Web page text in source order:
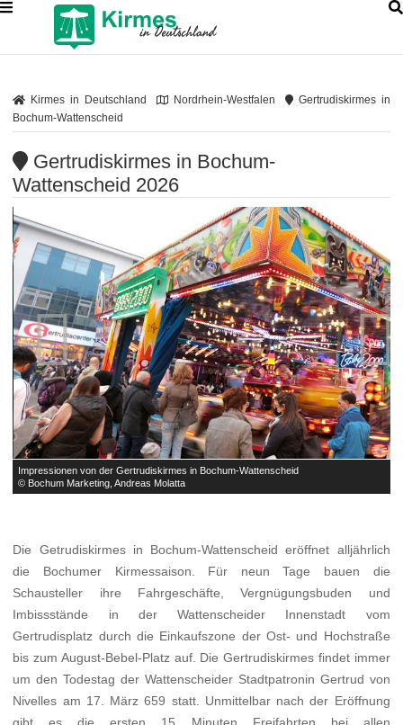
Kirmes in Deutschland Nordrhein-Westfalen
Gertrudiskirmes in
Bochum-Wattenscheid
Gertrudiskirmes in Bochum-
Wattenscheid 2026
Impressionen von der Gertrudiskirmes in Bochum-Wattenscheid
© Bochum Marketing, Andreas Molatta
 
Die Getrudiskirmes in Bochum-Wattenscheid eröffnet alljährlich
die Bochumer Kirmessaison. Für neun Tage bauen die
Schausteller ihre Fahrgeschäfte, Vergnügungsbuden und
Imbissstände in der Wattenscheider Innenstadt vom
Gertrudisplatz durch die Einkaufszone der Ost- und Hochstraße
bis zum August-Bebel-Platz auf. Die Gertrudiskirmes findet immer
um den Todestag der Wattenscheider Stadtpatronin Gertrud von
Nivelles am 17. März 659 statt. Unmittelbar nach der Eröffnung